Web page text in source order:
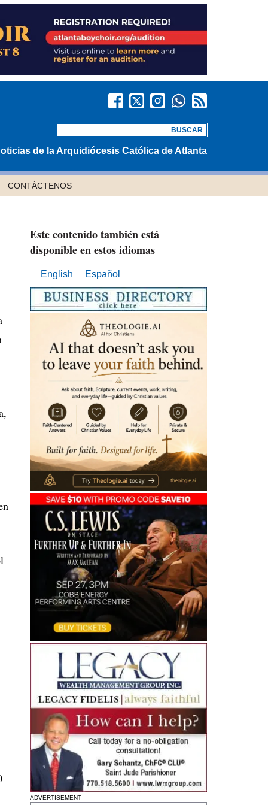
de la Arquidiócesis Católica de Atlanta
CONTÁCTENOS
Este contenido también está
disponible en estos idiomas
English Español
ADVERTISEMENT